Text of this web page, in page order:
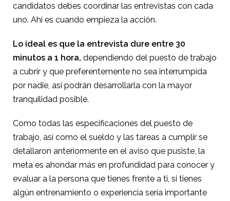
candidatos debes coordinar las entrevistas con cada
uno. Ahí es cuando empieza la acción.
Lo ideal es que la entrevista dure entre 30
minutos a 1 hora, dependiendo del puesto de trabajo
a cubrir y que preferentemente no sea interrumpida
por nadie, así podrán desarrollarla con la mayor
tranquilidad posible.
Como todas las especificaciones del puesto de
trabajo, así como el sueldo y las tareas a cumplir se
detallaron anteriormente en el aviso que pusiste, la
meta es ahondar más en profundidad para conocer y
evaluar a la persona que tienes frente a ti, si tienes
algún entrenamiento o experiencia sería importante